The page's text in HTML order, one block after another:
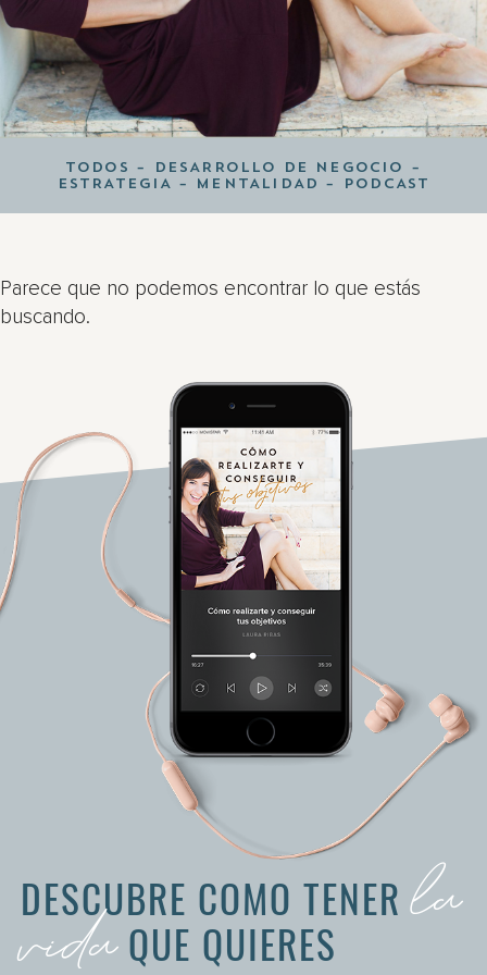
TODOS – DESARROLLO DE NEGOCIO
–
ESTRATEGIA – MENTALIDAD – PODCAST
Parece que no podemos encontrar lo que estás
buscando.
DESCUBRE COMO TENERla
vidaQUE QUIERES